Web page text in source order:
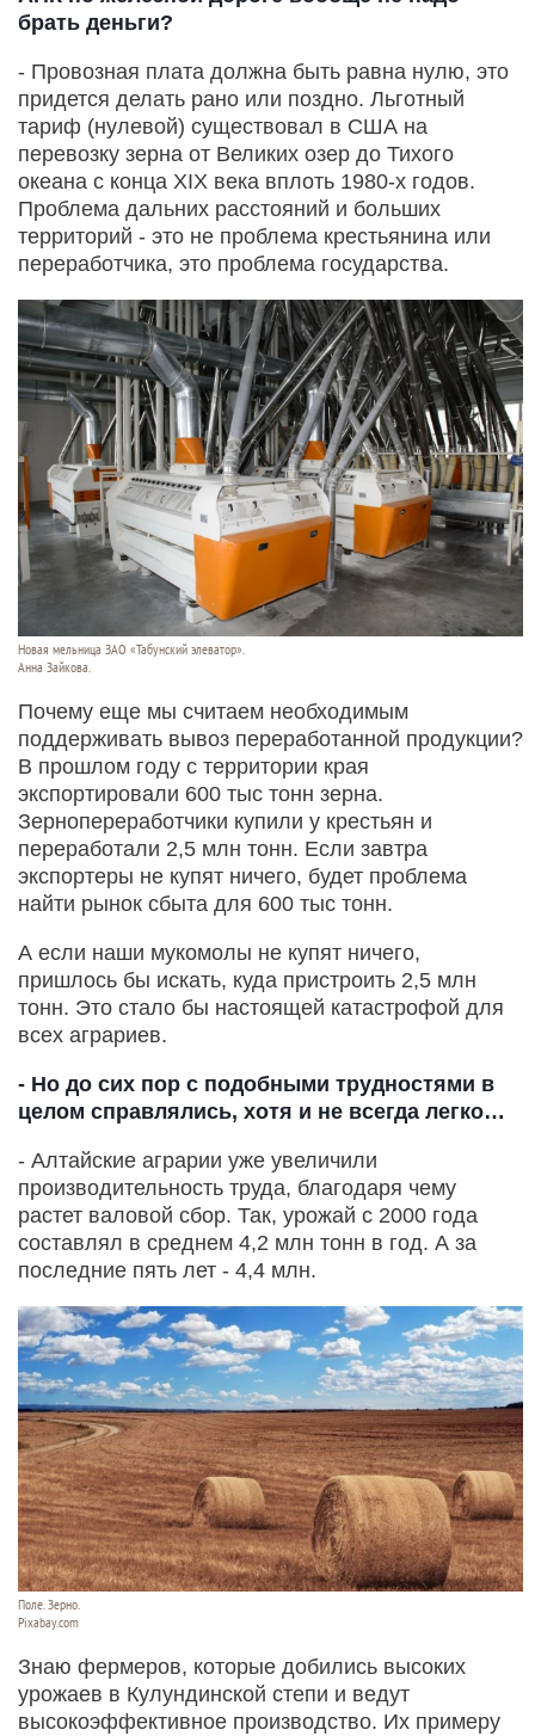
брать деньги?
- Провозная плата должна быть равна нулю, это
придется делать рано или поздно. Льготный
тариф (нулевой) существовал в США на
перевозку зерна от Великих озер до Тихого
океана с конца XIX века вплоть 1980-х годов.
Проблема дальних расстояний и больших
территорий - это не проблема крестьянина или
переработчика, это проблема государства.
Новая мельница ЗАО «Табунский элеватор».
Анна Зайкова.
Почему еще мы считаем необходимым
поддерживать вывоз переработанной продукции?
В прошлом году с территории края
экспортировали 600 тыс тонн зерна.
Зернопереработчики купили у крестьян и
переработали 2,5 млн тонн. Если завтра
экспортеры не купят ничего, будет проблема
найти рынок сбыта для 600 тыс тонн.
А если наши мукомолы не купят ничего,
пришлось бы искать, куда пристроить 2,5 млн
тонн. Это стало бы настоящей катастрофой для
всех аграриев.
- Но до сих пор с подобными трудностями в
целом справлялись, хотя и не всегда легко…
- Алтайские аграрии уже увеличили
производительность труда, благодаря чему
растет валовой сбор. Так, урожай с 2000 года
составлял в среднем 4,2 млн тонн в год. А за
последние пять лет - 4,4 млн.
Поле. Зерно.
Pixabay.com
Знаю фермеров, которые добились высоких
урожаев в Кулундинской степи и ведут
высокоэффективное производство. Их примеру